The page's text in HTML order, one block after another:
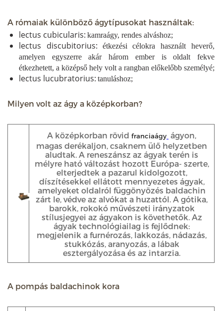
A rómaiak különböző ágytípusokat használtak:
lectus cubicularis: kamraágy, rendes alváshoz;
lectus discubitorius:
étkezési célokra használt heverő,
amelyen egyszerre akár három ember is oldalt fekve
étkezhetett, a középső hely volt a rangban előkelőbb személyé;
lectus lucubratorius: tanuláshoz;
Milyen volt az ágy a középkorban?
A középkorban rövid franciaágy ágyon,
magas derékaljon, csaknem ülő helyzetben
aludtak. A reneszánsz az ágyak terén is
mélyre ható változást hozott Európa- szerte,
elterjedtek a pazarul kidolgozott,
díszítésekkel ellátott mennyezetes ágyak,
amelyeket oldalról függönyözés baldachin
zárt le, védve az alvókat a huzattól. A gótika,
barokk, rokokó művészeti irányzatok
stílusjegyei az ágyakon is követhetők. Az
ágyak technológiailag is fejlődnek:
megjelenik a furnérozás, lakkozás, nádazás,
stukkózás, aranyozás, a lábak
esztergályozása és az intarzia.
A pompás baldachinok kora